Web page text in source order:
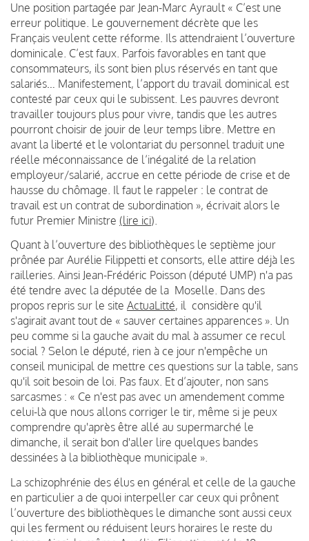
Une position partagée par Jean-Marc Ayrault « C’est une
erreur politique. Le gouvernement décrète que les
Français veulent cette réforme. Ils attendraient l’ouverture
dominicale. C’est faux. Parfois favorables en tant que
consommateurs, ils sont bien plus réservés en tant que
salariés… Manifestement, l’apport du travail dominical est
contesté par ceux qui le subissent. Les pauvres devront
travailler toujours plus pour vivre, tandis que les autres
pourront choisir de jouir de leur temps libre. Mettre en
avant la liberté et le volontariat du personnel traduit une
réelle méconnaissance de l’inégalité de la relation
employeur/salarié, accrue en cette période de crise et de
hausse du chômage. Il faut le rappeler : le contrat de
travail est un contrat de subordination », écrivait alors le
futur Premier Ministre (lire ici).
Quant à l’ouverture des bibliothèques le septième jour
prônée par Aurélie Filippetti et consorts, elle attire déjà les
railleries. Ainsi Jean-Frédéric Poisson (député UMP) n'a pas
été tendre avec la députée de la Moselle. Dans des
propos repris sur le site ActuaLitté, il considère qu'il
s'agirait avant tout de « sauver certaines apparences ». Un
peu comme si la gauche avait du mal à assumer ce recul
social ? Selon le député, rien à ce jour n'empêche un
conseil municipal de mettre ces questions sur la table, sans
qu'il soit besoin de loi. Pas faux. Et d’ajouter, non sans
sarcasmes : « Ce n'est pas avec un amendement comme
celui-là que nous allons corriger le tir, même si je peux
comprendre qu'après être allé au supermarché le
dimanche, il serait bon d'aller lire quelques bandes
dessinées à la bibliothèque municipale ».
La schizophrénie des élus en général et celle de la gauche
en particulier a de quoi interpeller car ceux qui prônent
l’ouverture des bibliothèques le dimanche sont aussi ceux
qui les ferment ou réduisent leurs horaires le reste du